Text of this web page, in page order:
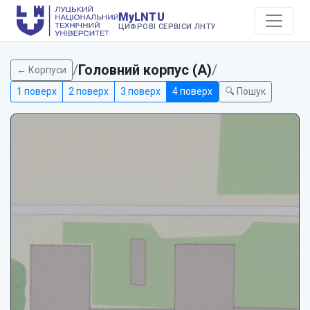
MyLNTU
ЦИФРОВІ СЕРВІСИ ЛНТУ
← Корпуси /Головний корпус (А)/
1 поверх 2 поверх 3 поверх 4 поверх 🔍 Пошук